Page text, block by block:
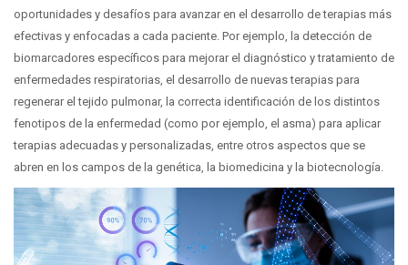
oportunidades y desafíos para avanzar en el desarrollo de terapias más
efectivas y enfocadas a cada paciente. Por ejemplo, la detección de
biomarcadores específicos para mejorar el diagnóstico y tratamiento de
enfermedades respiratorias, el desarrollo de nuevas terapias para
regenerar el tejido pulmonar, la correcta identificación de los distintos
fenotipos de la enfermedad (como por ejemplo, el asma) para aplicar
terapias adecuadas y personalizadas, entre otros aspectos que se
abren en los campos de la genética, la biomedicina y la biotecnología.